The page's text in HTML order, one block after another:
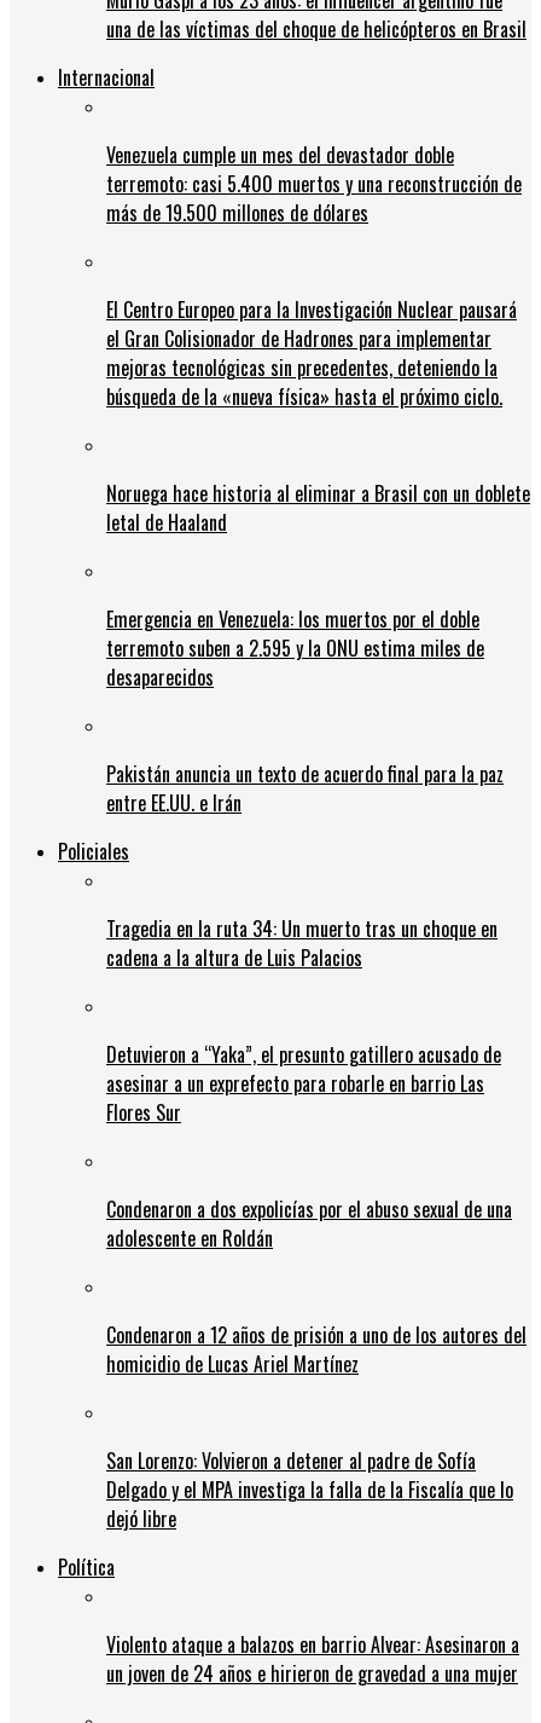
una de las víctimas del choque de helicópteros en Brasil
Internacional
Venezuela cumple un mes del devastador doble
terremoto: casi 5.400 muertos y una reconstrucción de
más de 19.500 millones de dólares
El Centro Europeo para la Investigación Nuclear pausará
el Gran Colisionador de Hadrones para implementar
mejoras tecnológicas sin precedentes, deteniendo la
búsqueda de la «nueva física» hasta el próximo ciclo.
Noruega hace historia al eliminar a Brasil con un doblete
letal de Haaland
Emergencia en Venezuela: los muertos por el doble
terremoto suben a 2.595 y la ONU estima miles de
desaparecidos
Pakistán anuncia un texto de acuerdo final para la paz
entre EE.UU. e Irán
Policiales
Tragedia en la ruta 34: Un muerto tras un choque en
cadena a la altura de Luis Palacios
Detuvieron a “Yaka”, el presunto gatillero acusado de
asesinar a un exprefecto para robarle en barrio Las
Flores Sur
Condenaron a dos expolicías por el abuso sexual de una
adolescente en Roldán
Condenaron a 12 años de prisión a uno de los autores del
homicidio de Lucas Ariel Martínez
San Lorenzo: Volvieron a detener al padre de Sofía
Delgado y el MPA investiga la falla de la Fiscalía que lo
dejó libre
Política
Violento ataque a balazos en barrio Alvear: Asesinaron a
un joven de 24 años e hirieron de gravedad a una mujer